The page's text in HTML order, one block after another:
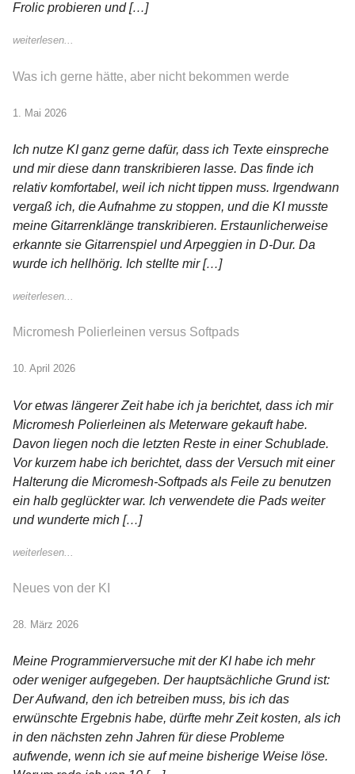
Frolic probieren und […]
weiterlesen...
Was ich gerne hätte, aber nicht bekommen werde
1. Mai 2026
Ich nutze KI ganz gerne dafür, dass ich Texte einspreche
und mir diese dann transkribieren lasse. Das finde ich
relativ komfortabel, weil ich nicht tippen muss. Irgendwann
vergaß ich, die Aufnahme zu stoppen, und die KI musste
meine Gitarrenklänge transkribieren. Erstaunlicherweise
erkannte sie Gitarrenspiel und Arpeggien in D-Dur. Da
wurde ich hellhörig. Ich stellte mir […]
weiterlesen...
Micromesh Polierleinen versus Softpads
10. April 2026
Vor etwas längerer Zeit habe ich ja berichtet, dass ich mir
Micromesh Polierleinen als Meterware gekauft habe.
Davon liegen noch die letzten Reste in einer Schublade.
Vor kurzem habe ich berichtet, dass der Versuch mit einer
Halterung die Micromesh-Softpads als Feile zu benutzen
ein halb geglückter war. Ich verwendete die Pads weiter
und wunderte mich […]
weiterlesen...
Neues von der KI
28. März 2026
Meine Programmierversuche mit der KI habe ich mehr
oder weniger aufgegeben. Der hauptsächliche Grund ist:
Der Aufwand, den ich betreiben muss, bis ich das
erwünschte Ergebnis habe, dürfte mehr Zeit kosten, als ich
in den nächsten zehn Jahren für diese Probleme
aufwende, wenn ich sie auf meine bisherige Weise löse.